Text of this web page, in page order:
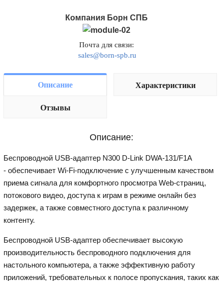
Компания Борн СПБ
Почта для связи:
sales@born-spb.ru
Описание Характеристики
Отзывы
Описание:
Беспроводной USB-адаптер N300 D-Link DWA-131/F1A
- обеспечивает Wi-Fi-подключение с улучшенным качеством
приема сигнала для комфортного просмотра Web-страниц,
потокового видео, доступа к играм в режиме онлайн без
задержек, а также совместного доступа к различному
контенту.
Беспроводной USB-адаптер обеспечивает высокую
производительность беспроводного подключения для
настольного компьютера, а также эффективную работу
приложений, требовательных к полосе пропускания, таких как